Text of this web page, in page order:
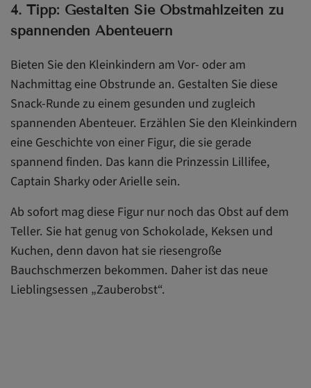
4. Tipp: Gestalten Sie Obstmahlzeiten zu
spannenden Abenteuern
Bieten Sie den Kleinkindern am Vor- oder am
Nachmittag eine Obstrunde an. Gestalten Sie diese
Snack-Runde zu einem gesunden und zugleich
spannenden Abenteuer. Erzählen Sie den Kleinkindern
eine Geschichte von einer Figur, die sie gerade
spannend finden. Das kann die Prinzessin Lillifee,
Captain Sharky oder Arielle sein.
Ab sofort mag diese Figur nur noch das Obst auf dem
Teller. Sie hat genug von Schokolade, Keksen und
Kuchen, denn davon hat sie riesengroße
Bauchschmerzen bekommen. Daher ist das neue
Lieblingsessen „Zauberobst“.